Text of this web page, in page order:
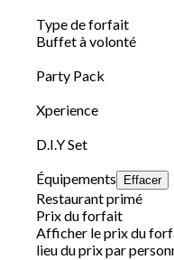
Type de forfait
Buffet à volonté
Party Pack
Xperience
D.I.Y Set
Équipements
Effacer
Restaurant primé
Prix du forfait
Afficher le prix du
lieu du prix par